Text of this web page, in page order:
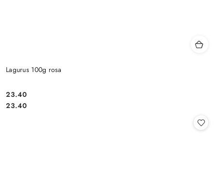
Lagurus 100g rosa
Cena:
23.40
Cena:
23.40